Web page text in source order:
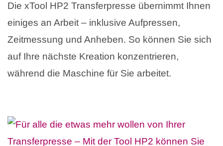
Die xTool HP2 Transferpresse übernimmt Ihnen
einiges an Arbeit – inklusive Aufpressen,
Zeitmessung und Anheben. So können Sie sich
auf Ihre nächste Kreation konzentrieren,
während die Maschine für Sie arbeitet.